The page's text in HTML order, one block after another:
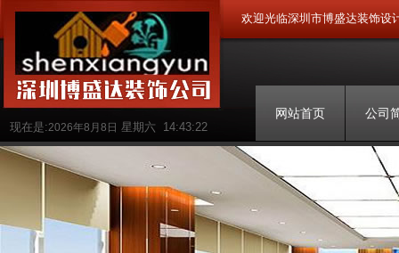
欢迎光临深圳市博盛达装饰设
现在是:2026年8月8日 星期六 14:43:23
公司
网站首页